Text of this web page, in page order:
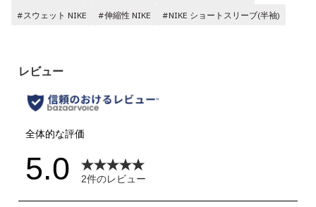
#スウェット NIKE
#伸縮性 NIKE #NIKE ショートスリーブ(半袖)